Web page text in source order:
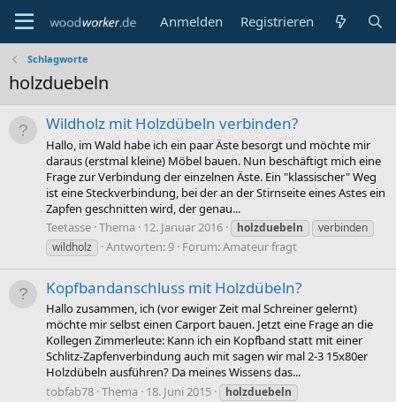
Anmelden Registrieren
Schlagworte
holzduebeln
Wildholz mit Holzdübeln verbinden?
Hallo, im Wald habe ich ein paar Äste besorgt und möchte mir
daraus (erstmal kleine) Möbel bauen. Nun beschäftigt mich eine
Frage zur Verbindung der einzelnen Äste. Ein "klassischer" Weg
ist eine Steckverbindung, bei der an der Stirnseite eines Astes ein
Zapfen geschnitten wird, der genau...
Teetasse Thema 12. Januar 2016 holzduebeln
verbinden
wildholz
Antworten: 9 Forum:Amateur fragt
Kopfbandanschluss mit Holzdübeln?
Hallo zusammen, ich (vor ewiger Zeit mal Schreiner gelernt)
möchte mir selbst einen Carport bauen. Jetzt eine Frage an die
Kollegen Zimmerleute: Kann ich ein Kopfband statt mit einer
Schlitz-Zapfenverbindung auch mit sagen wir mal 2-3 15x80er
Holzdübeln ausführen? Da meines Wissens das...
tobfab78 Thema 18. Juni 2015
holzduebeln